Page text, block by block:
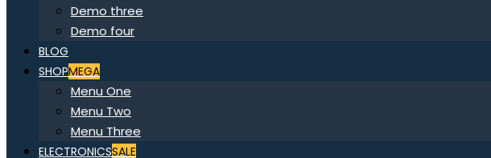
Demo three
Demo four
BLOG
SHOPMEGA
Menu One
Menu Two
Menu Three
ELECTRONICSSALE